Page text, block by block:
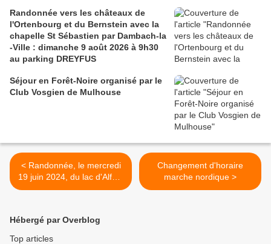
Randonnée vers les châteaux de
l'Ortenbourg et du Bernstein avec la
chapelle St Sébastien par Dambach-la
-Ville : dimanche 9 août 2026 à 9h30
au parking DREYFUS
Séjour en Forêt-Noire organisé par le
Club Vosgien de Mulhouse
< Randonnée, le mercredi
19 juin 2024, du lac d'Alfeld
au Ballon d'Alsace
Changement d'horaire
marche nordique >
Hébergé par Overblog
Top articles